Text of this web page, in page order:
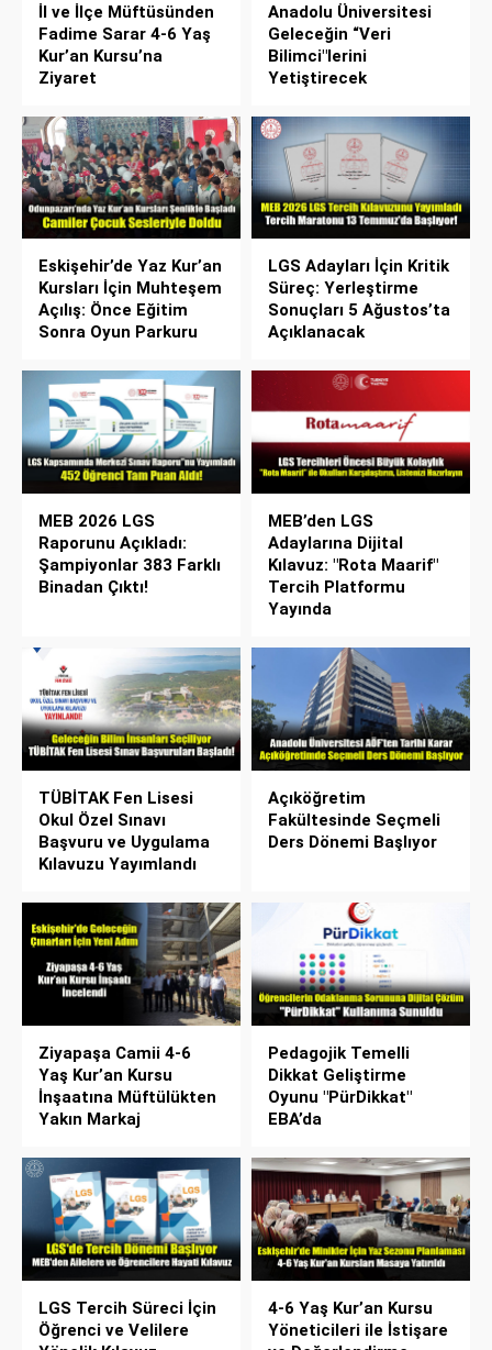
İl ve İlçe Müftüsünden
Fadime Sarar 4-6 Yaş
Kur’an Kursu’na
Ziyaret
Anadolu Üniversitesi
Geleceğin “Veri
Bilimci"lerini
Yetiştirecek
Eskişehir’de Yaz Kur’an
Kursları İçin Muhteşem
Açılış: Önce Eğitim
Sonra Oyun Parkuru
LGS Adayları İçin Kritik
Süreç: Yerleştirme
Sonuçları 5 Ağustos’ta
Açıklanacak
MEB 2026 LGS
Raporunu Açıkladı:
Şampiyonlar 383 Farklı
Binadan Çıktı!
MEB’den LGS
Adaylarına Dijital
Kılavuz: "Rota Maarif"
Tercih Platformu
Yayında
TÜBİTAK Fen Lisesi
Okul Özel Sınavı
Başvuru ve Uygulama
Kılavuzu Yayımlandı
Açıköğretim
Fakültesinde Seçmeli
Ders Dönemi Başlıyor
Ziyapaşa Camii 4-6
Yaş Kur’an Kursu
İnşaatına Müftülükten
Yakın Markaj
Pedagojik Temelli
Dikkat Geliştirme
Oyunu "PürDikkat"
EBA’da
LGS Tercih Süreci İçin
Öğrenci ve Velilere
4-6 Yaş Kur’an Kursu
Yöneticileri ile İstişare